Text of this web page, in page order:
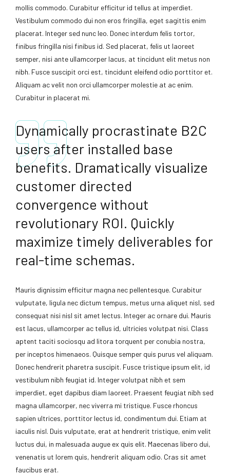
mollis commodo. Curabitur efficitur id tellus at imperdiet.
Vestibulum commodo dui non eros fringilla, eget sagittis enim
placerat. Integer sed nunc leo. Donec interdum felis tortor,
finibus fringilla nisi finibus id. Sed placerat, felis ut laoreet
semper, nisi ante ullamcorper lacus, at tincidunt elit metus non
nibh. Fusce suscipit orci est, tincidunt eleifend odio porttitor et.
Aliquam ac velit non orci ullamcorper molestie at ac enim.
Curabitur in placerat mi.
Dynamically procrastinate B2C
users after installed base
benefits. Dramatically visualize
customer directed
convergence without
revolutionary ROI. Quickly
maximize timely deliverables for
real-time schemas.
Mauris dignissim efficitur magna nec pellentesque. Curabitur
vulputate, ligula nec dictum tempus, metus urna aliquet nisl, sed
consequat nisi nisl sit amet lectus. Integer ac ornare dui. Mauris
est lacus, ullamcorper ac tellus id, ultricies volutpat nisi. Class
aptent taciti sociosqu ad litora torquent per conubia nostra,
per inceptos himenaeos. Quisque semper quis purus vel aliquam.
Donec hendrerit pharetra suscipit. Fusce tristique ipsum elit, id
vestibulum nibh feugiat id. Integer volutpat nibh et sem
imperdiet, eget dapibus diam laoreet. Praesent feugiat nibh sed
magna ullamcorper, nec viverra mi tristique. Fusce rhoncus
sapien ultrices, porttitor lectus id, condimentum dui. Etiam at
iaculis nisl. Duis vulputate, erat at hendrerit tristique, enim velit
luctus dui, in malesuada augue ex quis elit. Maecenas libero dui,
venenatis ut lorem quis, hendrerit aliquam odio. Cras sit amet
faucibus erat.